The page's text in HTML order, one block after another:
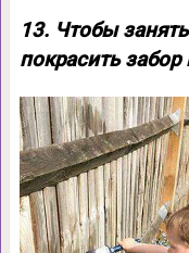
13. Чтобы
покрасить забор